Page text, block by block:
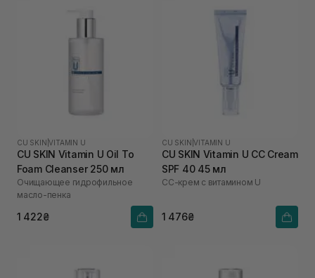
CU SKIN |VITAMIN U
CU SKIN Vitamin U Oil To
Foam Cleanser 250 мл
Очищающее гидрофильное
масло-пенка
1 422₴
CU SKIN |VITAMIN U
CU SKIN Vitamin U CC Cream
SPF 40 45 мл
СС-крем с витамином U
1 476₴